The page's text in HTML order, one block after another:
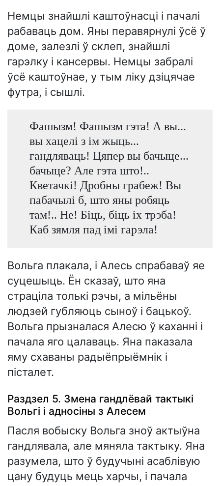
Немцы знайшлі каштоўнасці і пачалі
рабаваць дом. Яны перавярнулі ўсё ў
доме, залезлі ў склеп, знайшлі
гарэлку і кансервы. Немцы забралі
ўсё каштоўнае, у тым ліку дзіцячае
футра, і сышлі.
Фашызм! Фашызм гэта! А вы...
вы хацелі з ім жыць...
гандляваць! Цяпер вы бачыце...
бачыце? Але гэта што!..
Кветачкі! Дробны грабеж! Вы
пабачылі б, што яны робяць
там!.. Не! Біць, біць іх трэба!
Каб зямля пад імі гарэла!
Вольга плакала, і Алесь спрабаваў яе
суцешыць. Ён сказаў, што яна
страціла толькі рэчы, а мільёны
людзей губляюць сыноў і бацькоў.
Вольга прызналася Алесю ў каханні і
пачала яго цалаваць. Яна паказала
яму схаваны радыёпрыёмнік і
пісталет.
Раздзел 5. Змена гандлёвай тактыкі
Вольгі і адносіны з Алесем
Пасля вобыску Вольга зноў актыўна
гандлявала, але мяняла тактыку. Яна
разумела, што ў будучыні асаблівую
цану будуць мець харчы, і пачала